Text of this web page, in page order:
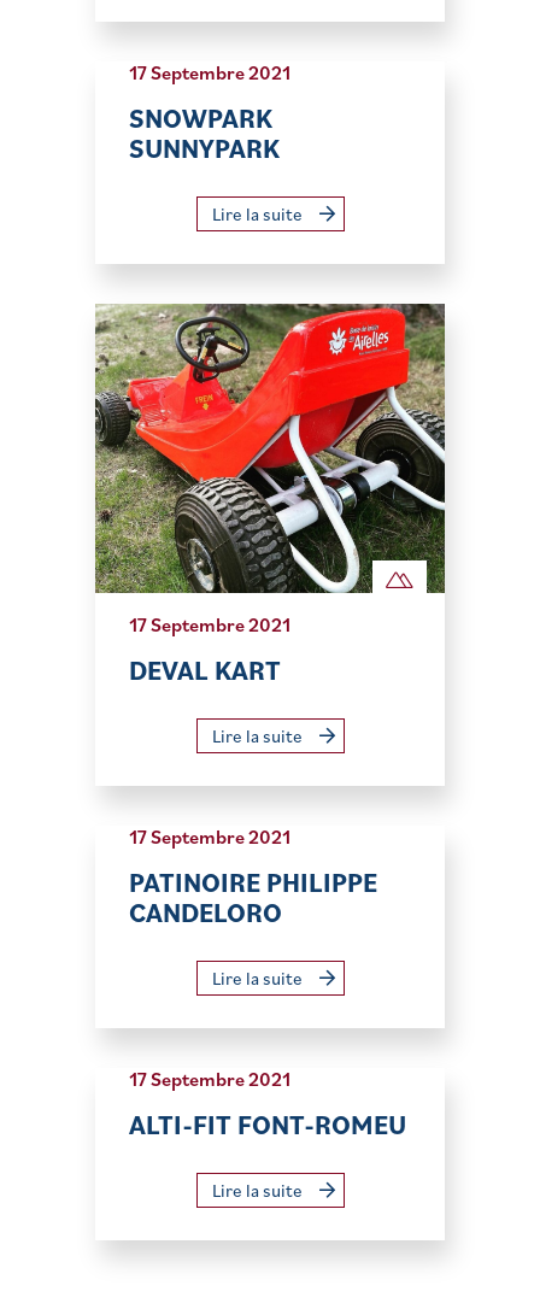
17 Septembre 2021
SNOWPARK
SUNNYPARK
Lire la suite
17 Septembre 2021
DEVAL KART
Lire la suite
17 Septembre 2021
PATINOIRE PHILIPPE
CANDELORO
Lire la suite
17 Septembre 2021
ALTI-FIT FONT-ROMEU
Lire la suite